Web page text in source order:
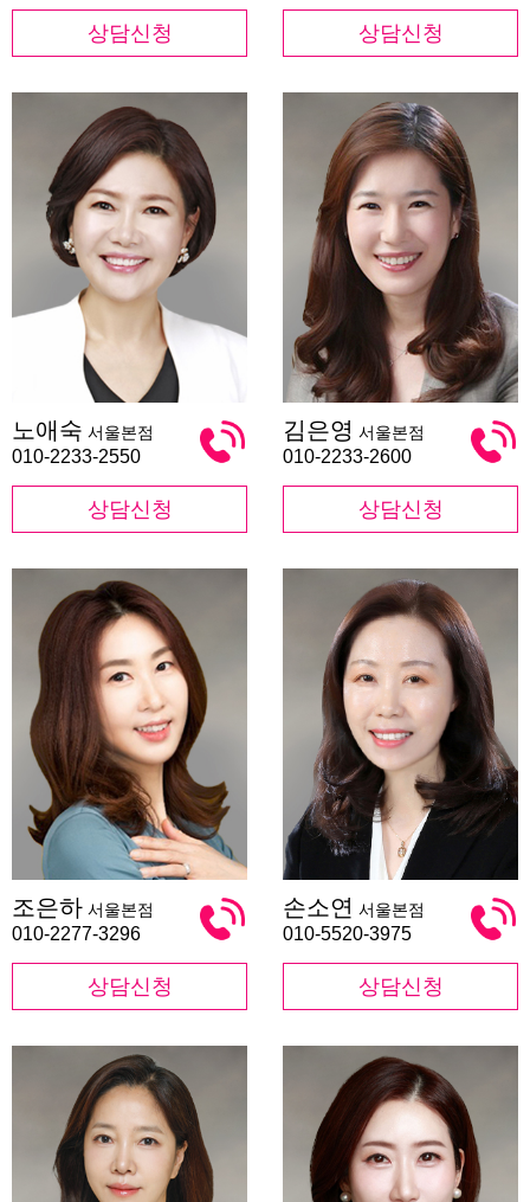
상담신청 상담신청
애
숙
노애숙 서울본점
010-2233-2550
상담신청
은
영
김은영 서울본점
010-2233-2600
상담신청
은
하
조은하 서울본점
010-2277-3296
상담신청
소
연
손소연 서울본점
010-5520-3975
상담신청